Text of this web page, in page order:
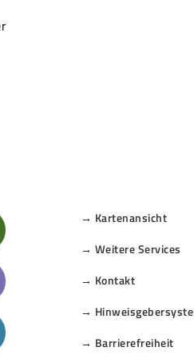
→ Kartenansicht
→ Weitere Services
→ Kontakt
→
→ Barrierefreiheit